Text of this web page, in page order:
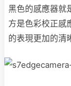
黑色的感應器就
方是色彩校正感
的表現更加的清